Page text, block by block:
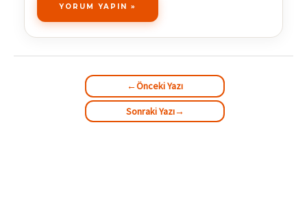
←Önceki Yazı
Sonraki Yazı→